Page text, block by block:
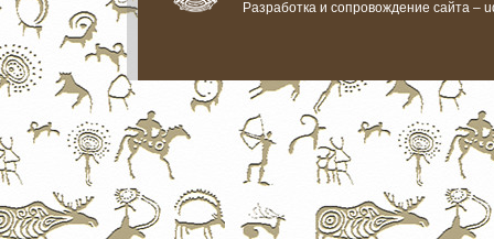
Разработка и сопровождение сайта –